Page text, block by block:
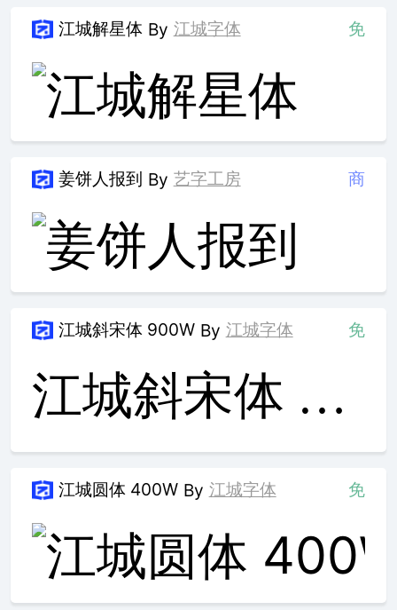
江城解星体 By 江城字体 免
姜饼人报到 By 艺字工房 商
江城斜宋体 900W By 江城字体 免
江城斜宋体 900W
江城圆体 400W By 江城字体 免